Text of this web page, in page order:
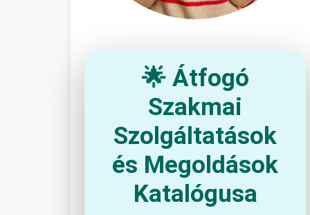
🌟 Átfogó
Szakmai
Szolgáltatások
és Megoldások
Katalógusa